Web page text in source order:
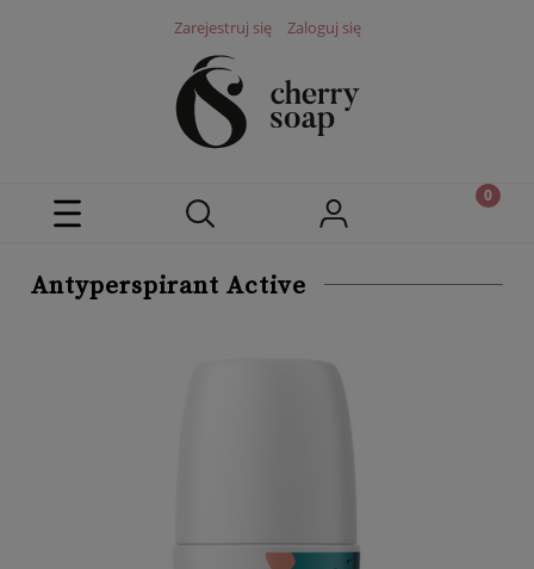
Zarejestruj się Zaloguj się
Antyperspirant Active